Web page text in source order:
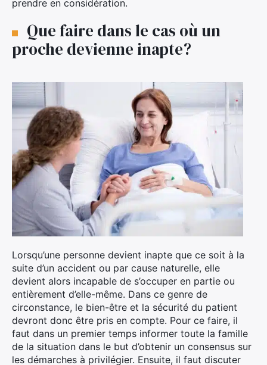
prendre en considération.
Que faire dans le cas où un
proche devienne inapte?
Lorsqu’une personne devient inapte que ce soit à la
suite d’un accident ou par cause naturelle, elle
devient alors incapable de s’occuper en partie ou
entièrement d’elle-même. Dans ce genre de
circonstance, le bien-être et la sécurité du patient
devront donc être pris en compte. Pour ce faire, il
faut dans un premier temps informer toute la famille
de la situation dans le but d’obtenir un consensus sur
les démarches à privilégier. Ensuite, il faut discuter